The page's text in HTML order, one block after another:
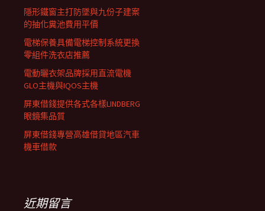
列隱形鐵窗主打防墜與九份子建案
的抽化糞池費用平價
電梯保養具備電梯控制系統更換
零組件洗衣店推薦
電動曬衣架品牌採用直流電機
GLO主機與IQOS主機
屏東借錢提供各式各樣LINDBERG
眼鏡集品質
屏東借錢專營高雄借貸地區汽車
機車借款
近期留言